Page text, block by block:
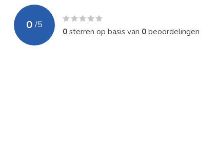
0 /5
0sterren op basis van 0beoordelingen